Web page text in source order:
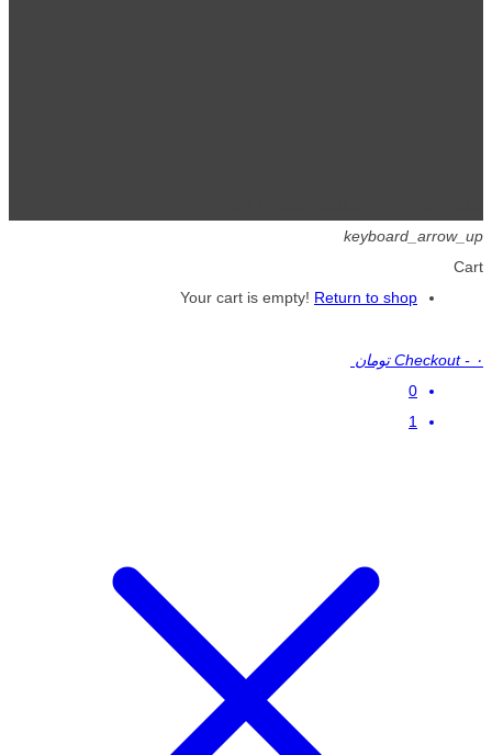
keyboard_arrow_up
Cart
Your cart is empty! Return to shop
Checkout - ۰ تومان
0
1